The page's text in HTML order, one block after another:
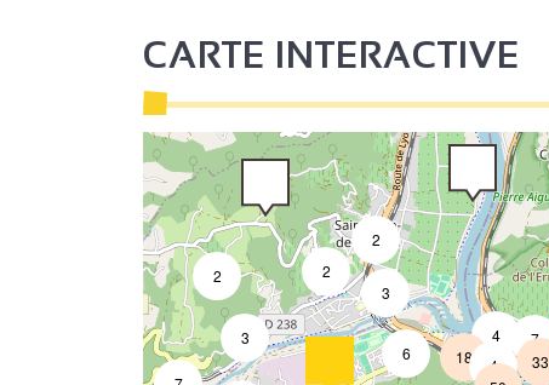
CARTE INTERACTIVE
2
2
3
2
3
6
4
4
18
7
33